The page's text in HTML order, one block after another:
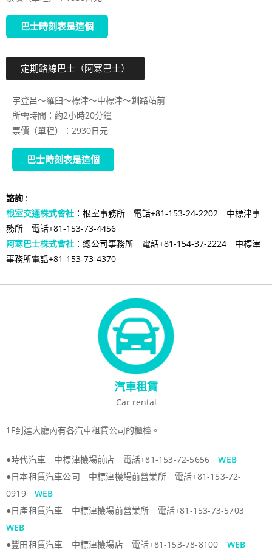
巴士時刻表是這個
定期路線巴士（阿寒巴士）
宇登呂～羅臼～標津～中標津～釧路站前
所需時間：約2小時20分鐘
票價（單程）：2930日元
巴士時刻表是這個
諮詢 :
根室交通株式會社 ：根室事務所 電話+81-153-24-2202 中標津事
務所 電話+81-153-73-4456
阿寒巴士株式會社 ：總公司事務所 電話+81-154-37-2224 中標津
事務所電話+81-153-73-4370
汽車租賃
Car rental
1F到達大廳內有各汽車租賃公司的櫃檯。
●時代汽車 中標津機場前店 電話+81-153-72-5656WEB
●日本租賃汽車公司 中標津機場前營業所 電話+81-153-72-
0919 WEB
●日產租賃汽車 中標津機場前營業所 電話+81-153-73-5703
WEB
●豐田租賃汽車 中標津機場店 電話+81-153-78-8100 WEB